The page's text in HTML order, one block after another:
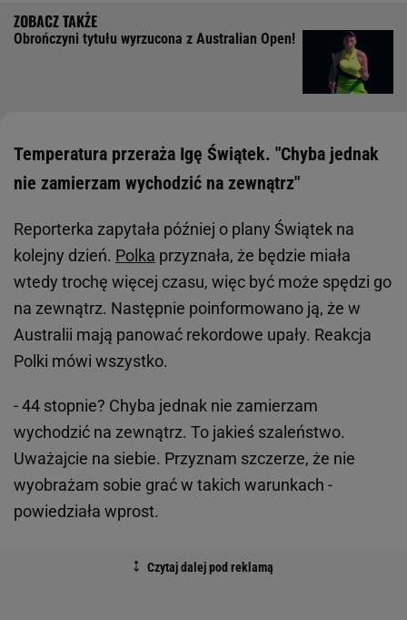
Obrończyni tytułu wyrzucona z Australian Open!
Temperatura przeraża Igę Świątek. "Chyba jednak
nie zamierzam wychodzić na zewnątrz"
Reporterka zapytała później o plany Świątek na
kolejny dzień. Polka przyznała, że będzie miała
wtedy trochę więcej czasu, więc być może spędzi go
na zewnątrz. Następnie poinformowano ją, że w
Australii mają panować rekordowe upały. Reakcja
Polki mówi wszystko.
- 44 stopnie? Chyba jednak nie zamierzam
wychodzić na zewnątrz. To jakieś szaleństwo.
Uważajcie na siebie. Przyznam szczerze, że nie
wyobrażam sobie grać w takich warunkach -
powiedziała wprost.